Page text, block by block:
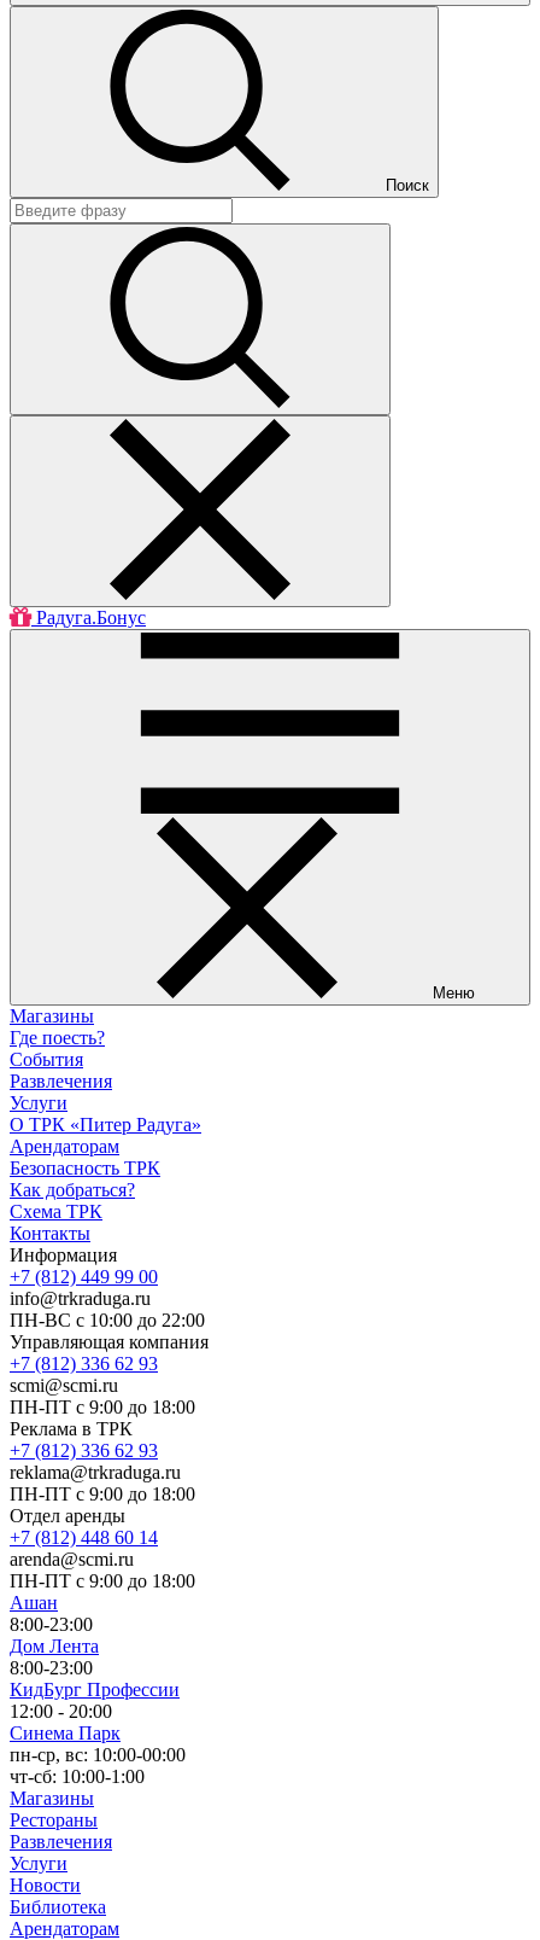
Поиск
Радуга.Бонус
Меню
Магазины
Где поесть?
События
Развлечения
Услуги
О ТРК «Питер Радуга»
Арендаторам
Безопасность ТРК
Как добраться?
Схема ТРК
Контакты
Информация
+7 (812) 449 99 00
info@trkraduga.ru
ПН-ВС с 10:00 до 22:00
Управляющая компания
+7 (812) 336 62 93
scmi@scmi.ru
ПН-ПТ с 9:00 до 18:00
Реклама в ТРК
+7 (812) 336 62 93
reklama@trkraduga.ru
ПН-ПТ с 9:00 до 18:00
Отдел аренды
+7 (812) 448 60 14
arenda@scmi.ru
ПН-ПТ с 9:00 до 18:00
Ашан
8:00-23:00
Дом Лента
8:00-23:00
КидБург Профессии
12:00 - 20:00
Синема Парк
пн-ср, вс: 10:00-00:00
чт-сб: 10:00-1:00
Магазины
Рестораны
Развлечения
Услуги
Новости
Библиотека
Арендаторам